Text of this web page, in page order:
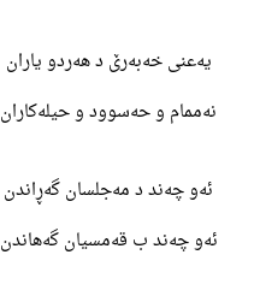
یەعنی خەبەرێ د هەردو یاران
نەممام و حەسوود و حیلەکاران
ئەو چەند د مەجلسان گەڕاندن
ئەو چەند ب قەمسیان گەهاندن